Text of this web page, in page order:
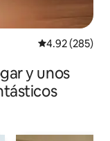
Calificación
4.92 (285)
y unos